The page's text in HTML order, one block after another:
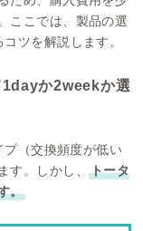
ここでは、製品の選
ツを解説します。
1dayか2weekか選
（交換頻度が低い
す。しかし、
トータ
。